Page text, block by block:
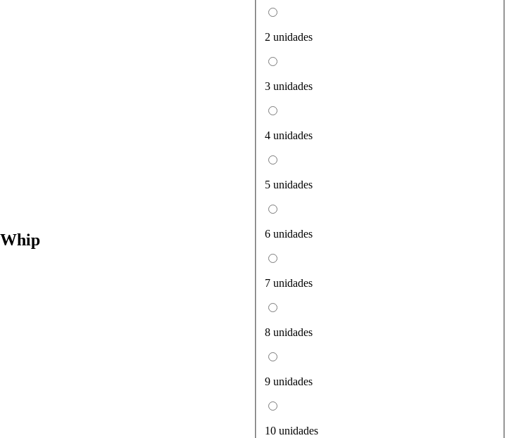
2 unidades
3 unidades
4 unidades
5 unidades
6 unidades
7 unidades
8 unidades
9 unidades
10 unidades